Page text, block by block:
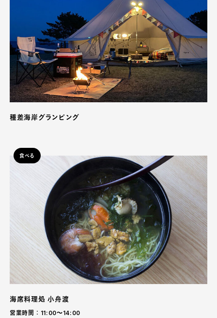
種差海岸グランピング
食べる
海席料理処 小舟渡
営業時間：11:00〜14:00